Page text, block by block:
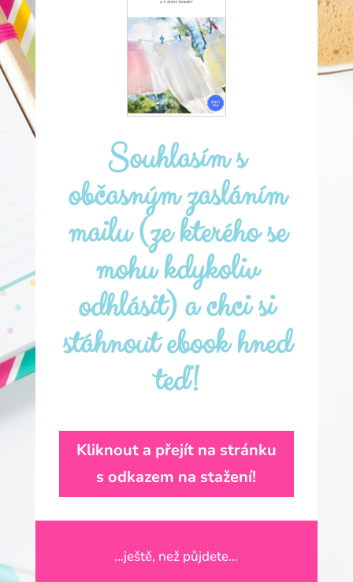
Souhlasím s
občasným zasláním
mailu (ze kterého se
mohu kdykoliv
odhlásit) a chci si
stáhnout ebook hned
teď!
Kliknout a přejít na stránku
s odkazem na stažení!
…ještě, než půjdete…